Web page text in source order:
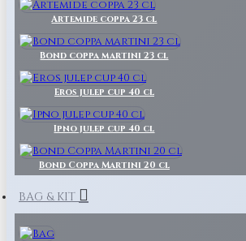
Artemide coppa 23 cl
Bond coppa martini 23 cl
Eros julep cup 40 cl
Ipno julep cup 40 cl
Bond Coppa Martini 20 cl
BAG & KIT